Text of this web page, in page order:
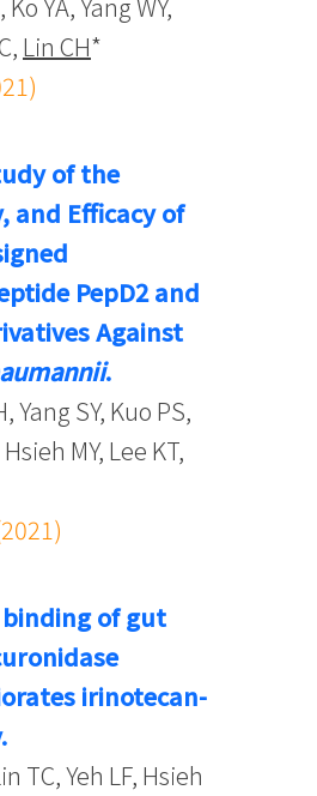
YA, Yang WY,
Lin CH*
of the
and Efficacy of
PepD2 and
Against
.
Yang SY, Kuo PS,
MY, Lee KT,
of gut
irinotecan-
TC, Yeh LF, Hsieh